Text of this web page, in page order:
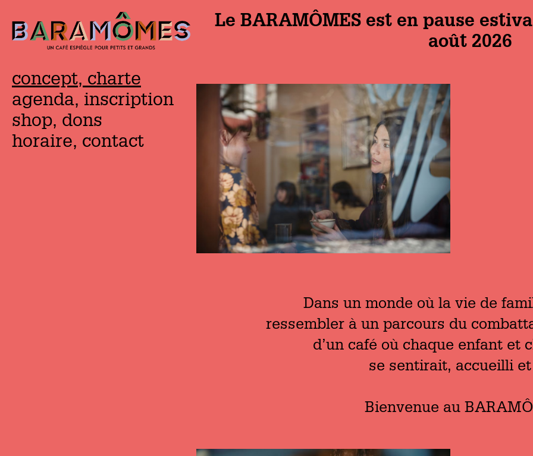
concept, charte
agenda, inscription
shop, dons
horaire, contact
Le BARAMÔMES est en pause
août 2026
Dans un monde où la vie de
ressembler à un parcours du
d’un café où chaque enfant et
se sentirait, accueilli
Bienvenue au